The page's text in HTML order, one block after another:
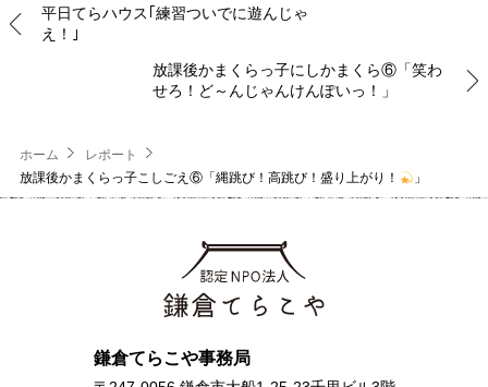
平日てらハウス｢練習ついでに遊んじゃ
え！｣
放課後かまくらっ子にしかまくら⑥「笑わ
せろ！ど～んじゃんけんぽいっ！」
ホーム
レポート
放課後かまくらっ子こしごえ⑥「縄跳び！高跳び！盛り上がり！
」
鎌倉てらこや事務局